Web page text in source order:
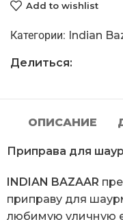
Add to wishlist
Категории: Indian
Делиться:
ОПИСАНИЕ
Приправа для
INDIAN BAZAAR
приправу для
любимую уличную